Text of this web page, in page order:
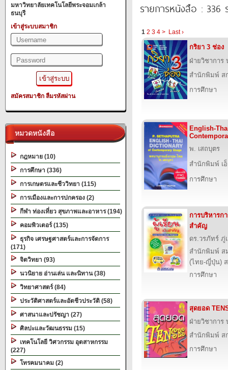
มหาวิทยาลัยเทคโนโลยีพระจอมเกล้า
ธนบุรี
เข้าสู่ระบบสมาชิก
สมัครสมาชิก ลืมรหัสผ่าน
หมวดหนังสือ
กฎหมาย (10)
การศึกษา (336)
การเกษตรและชีววิทยา (115)
การเมืองและการปกครอง (2)
กีฬา ท่องเที่ยว สุขภาพและอาหาร (194)
คอมพิวเตอร์ (135)
ธุรกิจ เศรษฐศาสตร์และการจัดการ
(171)
จิตวิทยา (93)
นวนิยาย อ่านเล่น และนิทาน (38)
วิทยาศาสตร์ (84)
ประวัติศาสตร์และอัตชีวประวัติ (58)
ศาสนาและปรัชญา (27)
ศิลปะและวัฒนธรรม (15)
เทคโนโลยี วิศวกรรม อุตสาหกรรม
(227)
โทรคมนาคม (2)
รายการหนังสือ : 336
1 2 3 4 > Last ›
กริยา 3 ช่อง
ฝ่ายวิชาการ
สำนักพิมพ์ ส
การศึกษา
English-
พ. เสถบุตร
สำนักพิมพ์ เอ็
การศึกษา
การบริหารก
สำคัญ
ดร.วรภัทร์ ภู่
สำนักพิมพ์ ส
(ไทย-ญี่ปุ่น)
การศึกษา
สุดยอด
ฝ่ายวิชาการ
สำนักพิมพ์ ส
การศึกษา